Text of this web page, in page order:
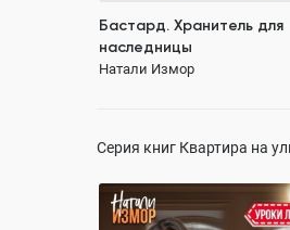
Бастард. Хранитель для
наследницы
Натали Измор
Серия книг Квартира на